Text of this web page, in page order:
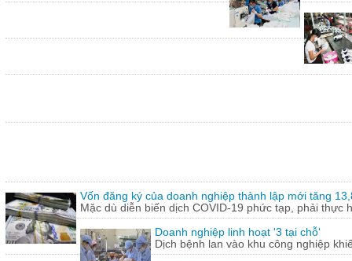
Vốn đăng ký của doanh nghiệp thành lập mới tăng
Mặc dù diễn biến dịch COVID-19 phức tạp, phải thực
Doanh nghiệp linh hoạt '3 tại chỗ'
Dịch bệnh lan vào khu công nghiệp